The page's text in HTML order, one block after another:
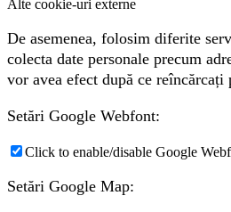
Alte cookie-uri externe
De asemenea, folosim diferite
colecta date personale precum
vor avea efect după ce reîncărcați
Setări Google Webfont:
Click to enable/disable Google
Setări Google Map: